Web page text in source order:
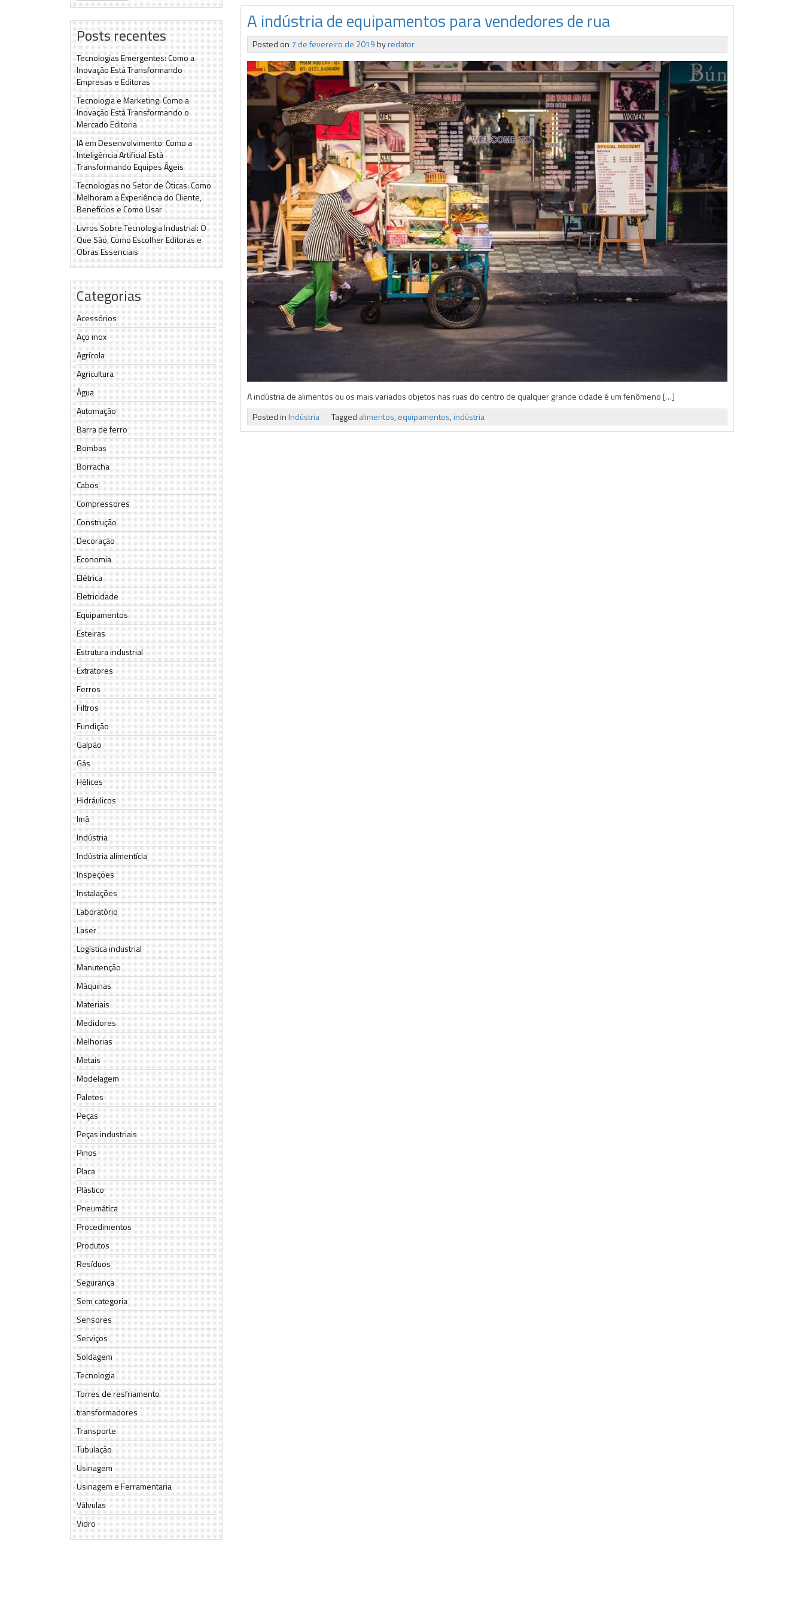
Posts recentes
Tecnologias Emergentes: Como a
Inovação Está Transformando
Empresas e Editoras
Tecnologia e Marketing: Como a
Inovação Está Transformando o
Mercado Editoria
IA em Desenvolvimento: Como a
Inteligência Artificial Está
Transformando Equipes Ágeis
Tecnologias no Setor de Óticas: Como
Melhoram a Experiência do Cliente,
Benefícios e Como Usar
Livros Sobre Tecnologia Industrial: O
Que São, Como Escolher Editoras e
Obras Essenciais
Categorias
Acessórios
Aço inox
Agrícola
Agricultura
Água
Automação
Barra de ferro
Bombas
Borracha
Cabos
Compressores
Construção
Decoração
Economia
Elétrica
Eletricidade
Equipamentos
Esteiras
Estrutura industrial
Extratores
Ferros
Filtros
Fundição
Galpão
Gás
Hélices
Hidráulicos
Imã
Indústria
Indústria alimentícia
Inspeções
Instalações
Laboratório
Laser
Logística industrial
Manutenção
Máquinas
Materiais
Medidores
Melhorias
Metais
Modelagem
Paletes
Peças
Peças industriais
Pinos
Placa
Plástico
Pneumática
Procedimentos
Produtos
Resíduos
Segurança
Sem categoria
Sensores
Serviços
Soldagem
Tecnologia
Torres de resfriamento
transformadores
Transporte
Tubulação
Usinagem
Usinagem e Ferramentaria
Válvulas
Vidro
A indústria de equipamentos para vendedores de rua
Posted on 7 de fevereiro de 2019byredator
A indústria de alimentos ou os mais variados objetos nas ruas do centro de qualquer grande cidade é um fenômeno […]
Posted inIndústria Tagged alimentos,equipamentos,indústria